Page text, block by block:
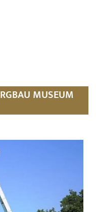
MUSEUM